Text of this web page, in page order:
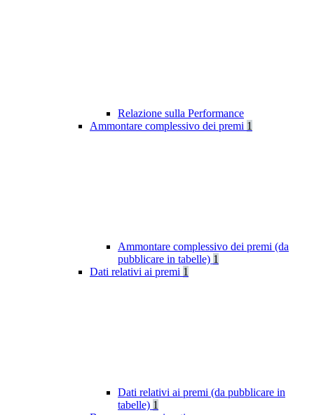
Relazione sulla Performance
Ammontare complessivo dei premi 1
Ammontare complessivo dei premi (da
pubblicare in tabelle) 1
Dati relativi ai premi 1
Dati relativi ai premi (da pubblicare in
tabelle) 1